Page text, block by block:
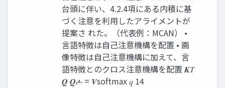
台頭に伴い、4.2.4項にある内積に基
づく注意を利用したアライメントが
提案さ れた。（代表例：MCAN） •
言語特徴は自己注意機構を配置 • 画
像特徴は自己注意機構に加えて、言
語特徴とのクロス注意機構を配置 𝑲𝑇
𝑸 𝑸ሖ = 𝑽softmax 𝑞 14